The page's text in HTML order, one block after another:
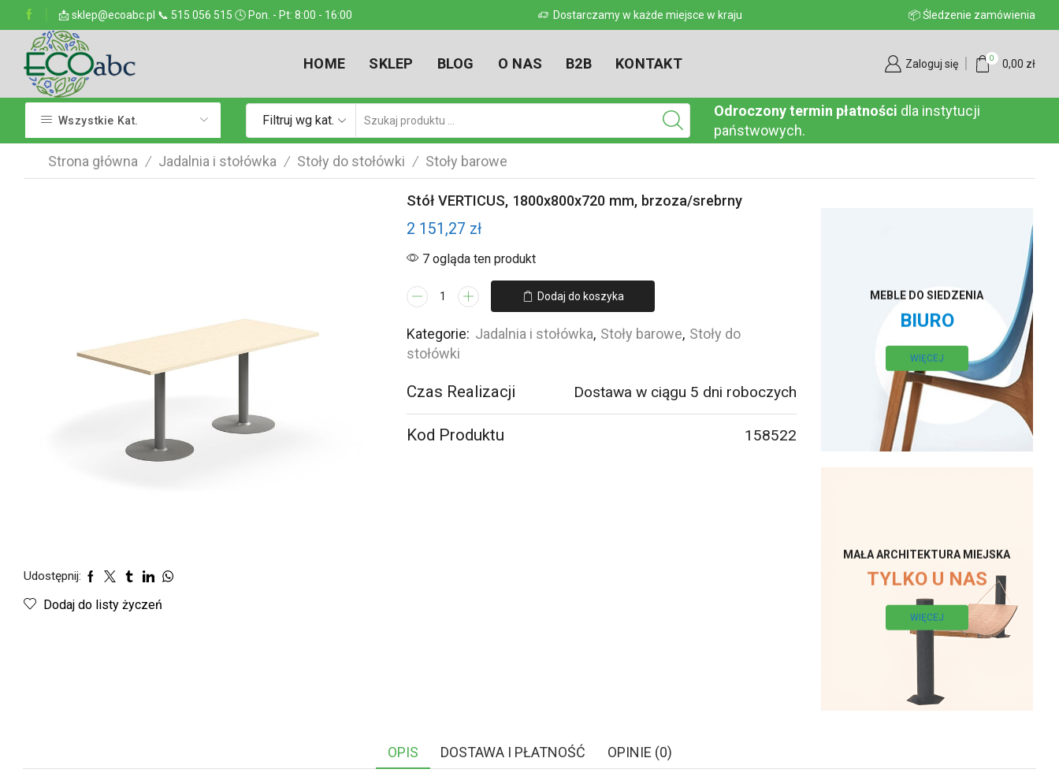
📩 sklep@ecoabc.pl 📞 515 056 515 🕓 Pon. - Pt: 8:00 - 16:00
w kraju Dostarczamy w każde miejsce w kraju Dostarczamy w każde miejsce w kraju 📦 Śledzenie zamówienia
HOME SKLEP BLOG O NAS B2B KONTAKT Zaloguj się 0 0,00 zł
Wszystkie Kat. Filtruj wg kat.
wyszukiwania
Odroczony termin płatności dla instytucji
państwowych.
Strona główna / Jadalnia i stołówka / Stoły do stołówki / Stoły barowe
Udostępnij:
Dodaj do listy życzeń
Stół VERTICUS, 1800x800x720 mm, brzoza/srebrny
2 151,27 zł
7 ogląda ten produkt
ilość
VERTICUS,
1800x800x720
brzoza/srebrny
Dodaj do koszyka
Kategorie: Jadalnia i stołówka, Stoły barowe, Stoły do
stołówki
Czas Realizacji Dostawa w ciągu 5 dni roboczych
Kod Produktu 158522
MEBLE DO SIEDZENIA
BIURO
WIĘCEJ
MAŁA ARCHITEKTURA MIEJSKA
TYLKO U NAS
WIĘCEJ
OPIS DOSTAWA I PŁATNOŚĆ OPINIE (0)